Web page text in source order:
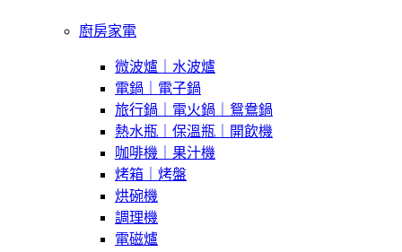
廚房家電
微波爐｜水波爐
電鍋｜電子鍋
旅行鍋｜電火鍋｜鴛鴦鍋
熱水瓶｜保溫瓶｜開飲機
咖啡機｜果汁機
烤箱｜烤盤
烘碗機
調理機
電磁爐